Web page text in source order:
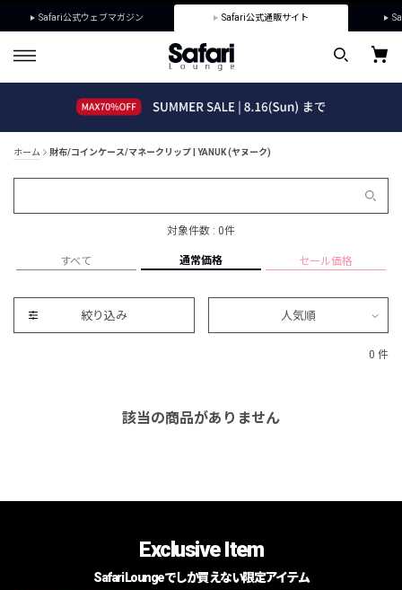
Safari公式ウェブマガジン Safari公式通販サイト
ホーム 財布/コインケース/マネークリップ | YANUK (ヤヌーク)
対象件数 : 0件
すべて 通常価格 セール価格
絞り込み 人気順
0 件
該当の商品がありません
Exclusive Item
Safari Loungeでしか買えない限定アイテム